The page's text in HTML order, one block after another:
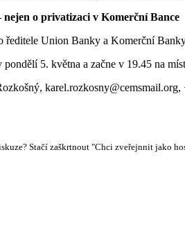
nejen o privatizaci v Komerční Bance
ředitele Union Banky a Komerční
pondělí 5. května a začne v 19.45 na
karel.rozkosny@cemsmail.org,
Stačí zaškrtnout "Chci zveřejnnit jako